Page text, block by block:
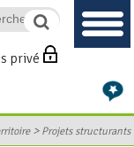
privé
>Projets structurants